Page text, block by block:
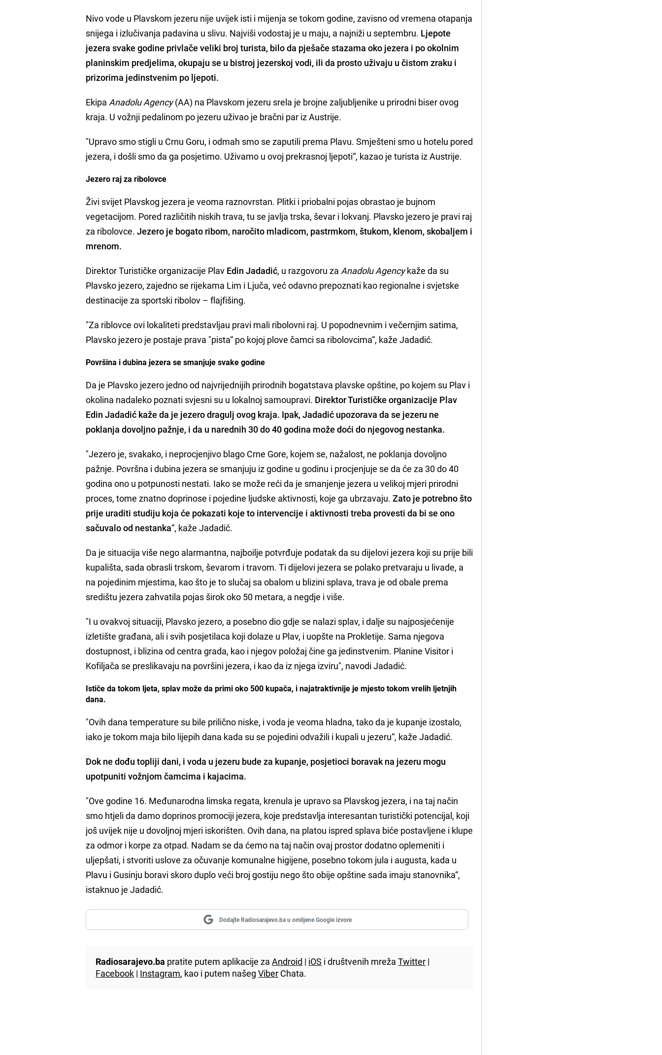
Nivo vode u Plavskom jezeru nije uvijek isti i mijenja se tokom godine, zavisno od vremena otapanja
snijega i izlučivanja padavina u slivu. Najviši vodostaj je u maju, a najniži u septembru. Ljepote
jezera svake godine privlače veliki broj turista, bilo da pješače stazama oko jezera i po okolnim
planinskim predjelima, okupaju se u bistroj jezerskoj vodi, ili da prosto uživaju u čistom zraku i
prizorima jedinstvenim po ljepoti.
Ekipa Anadolu Agency(AA) na Plavskom jezeru srela je brojne zaljubljenike u prirodni biser ovog
kraja. U vožnji pedalinom po jezeru uživao je bračni par iz Austrije.
"Upravo smo stigli u Crnu Goru, i odmah smo se zaputili prema Plavu. Smješteni smo u hotelu pored
jezera, i došli smo da ga posjetimo. Uživamo u ovoj prekrasnoj ljepoti“, kazao je turista iz Austrije.
Jezero raj za ribolovce
Živi svijet Plavskog jezera je veoma raznovrstan. Plitki i priobalni pojas obrastao je bujnom
vegetacijom. Pored različitih niskih trava, tu se javlja trska, ševar i lokvanj. Plavsko jezero je pravi raj
za ribolovce.Jezero je bogato ribom, naročito mladicom, pastrmkom, štukom, klenom, skobaljem i
mrenom.
Direktor Turističke organizacije Plav Edin Jadadić, u razgovoru za Anadolu Agencykaže da su
Plavsko jezero, zajedno se rijekama Lim i Ljuča, već odavno prepoznati kao regionalne i svjetske
destinacije za sportski ribolov – flajfišing.
"Za riblovce ovi lokaliteti predstavljau pravi mali ribolovni raj. U popodnevnim i večernjim satima,
Plavsko jezero je postaje prava "pista“ po kojoj plove čamci sa ribolovcima“, kaže Jadadić.
Površina i dubina jezera se smanjuje svake godine
Da je Plavsko jezero jedno od najvrijednijih prirodnih bogatstava plavske opštine, po kojem su Plav i
okolina nadaleko poznati svjesni su u lokalnoj samoupravi. Direktor Turističke organizacije Plav
Edin Jadadić kaže da je jezero dragulj ovog kraja. Ipak, Jadadić upozorava da se jezeru ne
poklanja dovoljno pažnje, i da u narednih 30 do 40 godina može doći do njegovog nestanka.
"Jezero je, svakako, i neprocjenjivo blago Crne Gore, kojem se, nažalost, ne poklanja dovoljno
pažnje. Površna i dubina jezera se smanjuju iz godine u godinu i procjenjuje se da će za 30 do 40
godina ono u potpunosti nestati. Iako se može reći da je smanjenje jezera u velikoj mjeri prirodni
proces, tome znatno doprinose i pojedine ljudske aktivnosti, koje ga ubrzavaju.Zato je potrebno što
prije uraditi studiju koja će pokazati koje to intervencije i aktivnosti treba provesti da bi se ono
sačuvalo od nestanka“, kaže Jadadić.
Da je situacija više nego alarmantna, najboilje potvrđuje podatak da su dijelovi jezera koji su prije bili
kupališta, sada obrasli trskom, ševarom i travom. Ti dijelovi jezera se polako pretvaraju u livade, a
na pojedinim mjestima, kao što je to slučaj sa obalom u blizini splava, trava je od obale prema
središtu jezera zahvatila pojas širok oko 50 metara, a negdje i više.
"I u ovakvoj situaciji, Plavsko jezero, a posebno dio gdje se nalazi splav, i dalje su najposjećenije
izletište građana, ali i svih posjetilaca koji dolaze u Plav, i uopšte na Prokletije. Sama njegova
dostupnost, i blizina od centra grada, kao i njegov položaj čine ga jedinstvenim. Planine Visitor i
Kofiljača se preslikavaju na površini jezera, i kao da iz njega izviru", navodi Jadadić.
Ističe da tokom ljeta, splav može da primi oko 500 kupača, i najatraktivnije je mjesto tokom vrelih ljetnjih
dana.
"Ovih dana temperature su bile prilično niske, i voda je veoma hladna, tako da je kupanje izostalo,
iako je tokom maja bilo lijepih dana kada su se pojedini odvažili i kupali u jezeru“, kaže Jadadić.
Dok ne dođu topliji dani, i voda u jezeru bude za kupanje, posjetioci boravak na jezeru mogu
upotpuniti vožnjom čamcima i kajacima.
"Ove godine 16. Međunarodna limska regata, krenula je upravo sa Plavskog jezera, i na taj način
smo htjeli da damo doprinos promociji jezera, koje predstavlja interesantan turistički potencijal, koji
još uvijek nije u dovoljnoj mjeri iskorišten. Ovih dana, na platou ispred splava biće postavljene i klupe
za odmor i korpe za otpad. Nadam se da ćemo na taj način ovaj prostor dodatno oplemeniti i
uljepšati, i stvoriti uslove za očuvanje komunalne higijene, posebno tokom jula i augusta, kada u
Plavu i Gusinju boravi skoro duplo veći broj gostiju nego što obije opštine sada imaju stanovnika“,
istaknuo je Jadadić.
Dodajte Radiosarajevo.ba u omiljene Google izvore
Radiosarajevo.ba pratite putem aplikacije zaAndroid | iOS i društvenih mrežaTwitter |
Facebook | Instagram, kao i putem našegViber Chata.